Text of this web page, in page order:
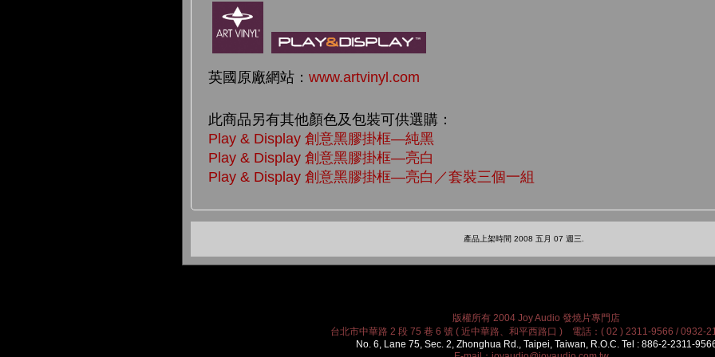
英國原廠網站：www.artvinyl.com
此商品另有其他顏色及包裝可供選購：
Play & Display 創意黑膠掛框—純黑
Play & Display 創意黑膠掛框—亮白
Play & Display 創意黑膠掛框—亮白／套裝三個一組
產品上架時間 2008 五月 07 週三.
版權所有 2004 Joy Audio 發燒片專門店
台北市中華路 2 段 75 巷 6 號 ( 近中華路、和平西路口 ) 電話：( 02 ) 2311-9566 / 0932-
No. 6, Lane 75, Sec. 2, Zhonghua Rd., Taipei, Taiwan, R.O.C. Tel : 886-2-2311-